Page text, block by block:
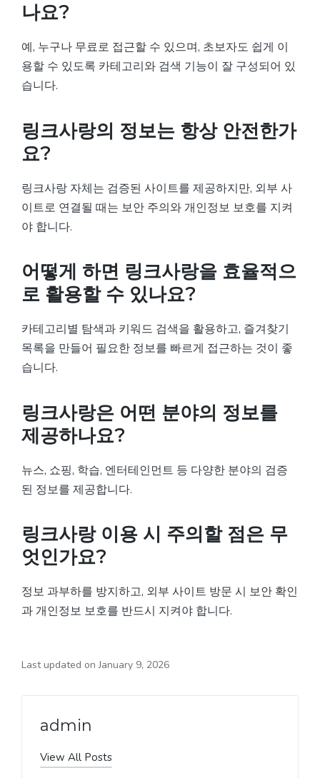
나요?
예, 누구나 무료로 접근할 수 있으며, 초보자도 쉽게 이
용할 수 있도록 카테고리와 검색 기능이 잘 구성되어 있
습니다.
링크사랑의 정보는 항상 안전한가
요?
링크사랑 자체는 검증된 사이트를 제공하지만, 외부 사
이트로 연결될 때는 보안 주의와 개인정보 보호를 지켜
야 합니다.
어떻게 하면 링크사랑을 효율적으
로 활용할 수 있나요?
카테고리별 탐색과 키워드 검색을 활용하고, 즐겨찾기
목록을 만들어 필요한 정보를 빠르게 접근하는 것이 좋
습니다.
링크사랑은 어떤 분야의 정보를
제공하나요?
뉴스, 쇼핑, 학습, 엔터테인먼트 등 다양한 분야의 검증
된 정보를 제공합니다.
링크사랑 이용 시 주의할 점은 무
엇인가요?
정보 과부하를 방지하고, 외부 사이트 방문 시 보안 확인
과 개인정보 보호를 반드시 지켜야 합니다.
Last updated on January 9, 2026
admin
View All Posts